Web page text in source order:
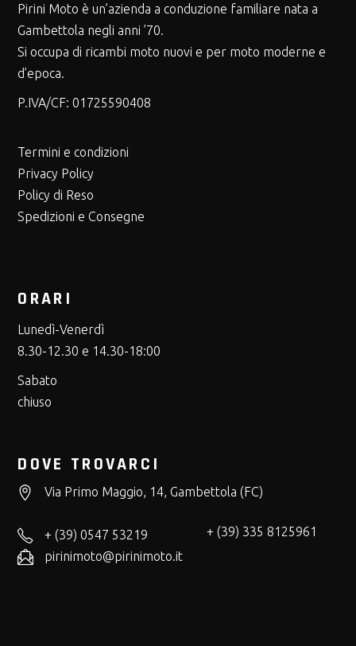
Pirini Moto è un’azienda a conduzione familiare nata a
Gambettola negli anni ’70.
Si occupa di ricambi moto nuovi e per moto moderne e
d’epoca.
P.IVA/CF:01725590408
Termini e condizioni
Privacy Policy
Policy di Reso
Spedizioni e Consegne
ORARI
Lunedì-Venerdì
8.30-12.30 e 14.30-18:00
Sabato
chiuso
DOVE TROVARCI
Via Primo Maggio, 14, Gambettola (FC)
+ (39) 0547 53219
+ (39) 335 8125961
pirinimoto@pirinimoto.it